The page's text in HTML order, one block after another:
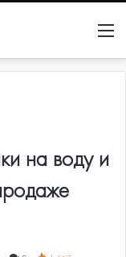
на воду и